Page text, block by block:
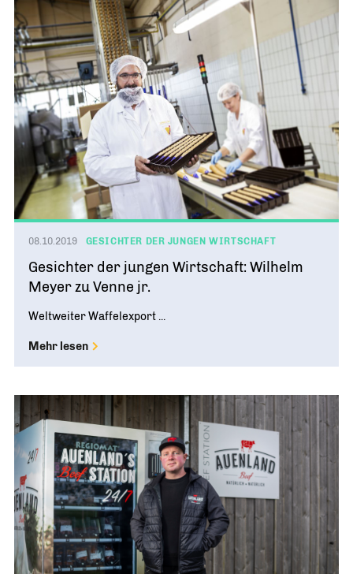
08.10.2019 GESICHTER DER JUNGEN WIRTSCHAFT
Gesichter der jungen Wirtschaft: Wilhelm
Meyer zu Venne jr.
Weltweiter Waffelexport ...
Mehr lesen